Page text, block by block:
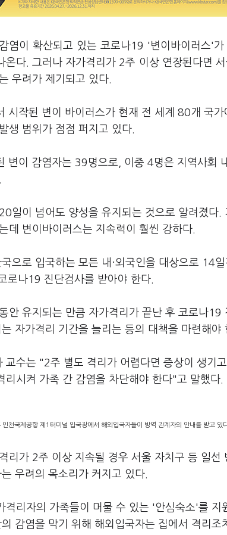
염이 확산되고 있는 코로나19 '변이바이러스'
온다. 그러나 자가격리가 2주 이상 연장된다면
우려가 제기되고 있다.
시작된 변이 바이러스가 현재 전 세계 80개 국
생 범위가 점점 퍼지고 있다.
변이 감염자는 39명으로, 이중 4명은 지역사회
일이 넘어도 양성을 유지되는 것으로 알려졌다.
데 변이바이러스는 지속력이 훨씬 강하다.
으로 입국하는 모든 내·외국인을 대상으로 14
로나19 진단검사를 받아야 한다.
안 유지되는 만큼 자가격리가 끝난 후 코로나19
자가격리 기간을 늘리는 등의 대책을 마련해야
교수는 "2주 별도 격리가 어렵다면 증상이 생기
리시켜 가족 간 감염을 차단해야 한다"고 말했다.
인천국제공항 제1터미널 입국장에서 해외입국자들이 방역 관계자의 안내를 받고 있
리가 2주 이상 지속될 경우 서울 자치구 등 일선
우려의 목소리가 커지고 있다.
격리자의 가족들이 머물 수 있는 '안심숙소'를 지
감염을 막기 위해 해외입국자는 집에서 격리조